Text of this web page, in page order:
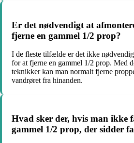
Er det nødvendigt at
fjerne en gammel 1/2 prop?
I de fleste tilfælde er det ikke
for at fjerne en gammel 1/2 prop. Med
teknikker kan man normalt fjerne
vandrøret fra hinanden.
Hvad sker der, hvis man ikke
gammel 1/2 prop, der sidder